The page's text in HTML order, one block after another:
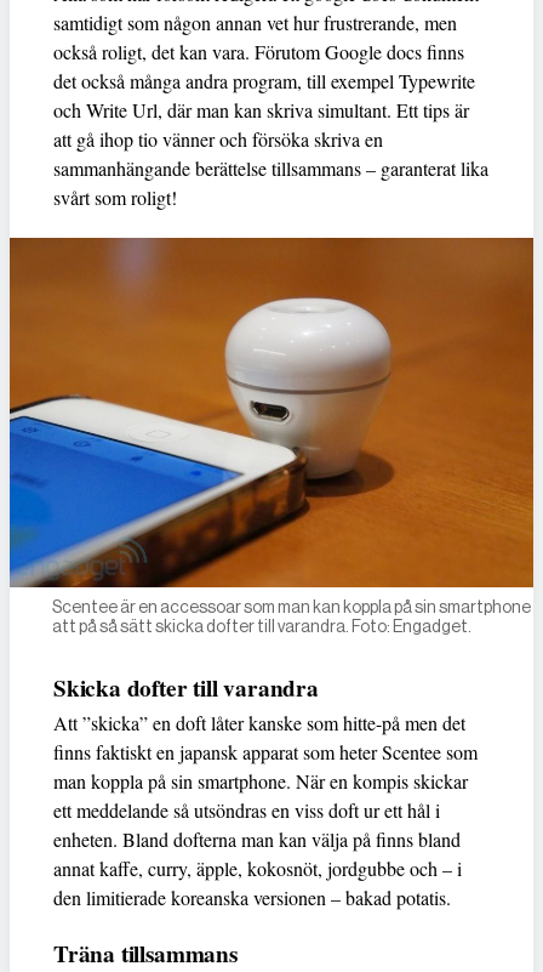
samtidigt som någon annan vet hur frustrerande, men
också roligt, det kan vara. Förutom Google docs finns
det också många andra program, till exempel Typewrite
och Write Url, där man kan skriva simultant. Ett tips är
att gå ihop tio vänner och försöka skriva en
sammanhängande berättelse tillsammans – garanterat lika
svårt som roligt!
Scentee är en accessoar som man kan koppla på sin smartphone
att på så sätt skicka dofter till varandra. Foto: Engadget.
Skicka dofter till varandra
Att ”skicka” en doft låter kanske som hitte-på men det
finns faktiskt en japansk apparat som heter Scentee som
man koppla på sin smartphone. När en kompis skickar
ett meddelande så utsöndras en viss doft ur ett hål i
enheten. Bland dofterna man kan välja på finns bland
annat kaffe, curry, äpple, kokosnöt, jordgubbe och – i
den limitierade koreanska versionen – bakad potatis.
Träna tillsammans